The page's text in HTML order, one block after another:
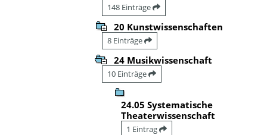
148 Einträge
20 Kunstwissenschaften
8 Einträge
24 Musikwissenschaft
10 Einträge
24.05 Systematische
Theaterwissenschaft
1 Eintrag